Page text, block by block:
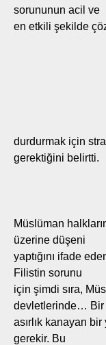
sorununun acil ve
en etkili şekilde
durdurmak için
gerektiğini belirtti.
Müslüman
üzerine düşeni
yaptığını ifade
Filistin sorunu
için şimdi sıra,
devletlerinde… Bir
asırlık kanayan
gerekir. Bu